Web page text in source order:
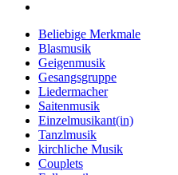
Beliebige Merkmale
Blasmusik
Geigenmusik
Gesangsgruppe
Liedermacher
Saitenmusik
Einzelmusikant(in)
Tanzlmusik
kirchliche Musik
Couplets